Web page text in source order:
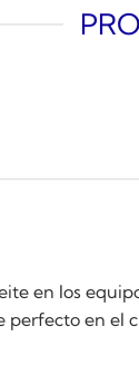
en los
en